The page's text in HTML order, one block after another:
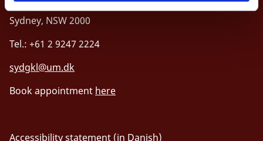
Sydney, NSW 2000
Tel.: +61 2 9247 2224
sydgkl@um.dk
Book appointment here
Accessibility statement (in Danish)